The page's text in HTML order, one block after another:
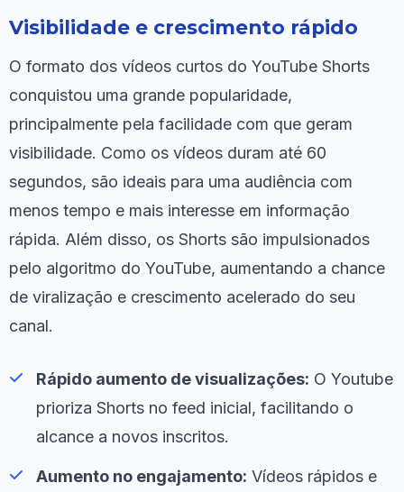
Visibilidade e crescimento rápido
O formato dos vídeos curtos do YouTube Shorts
conquistou uma grande popularidade,
principalmente pela facilidade com que geram
visibilidade. Como os vídeos duram até 60
segundos, são ideais para uma audiência com
menos tempo e mais interesse em informação
rápida. Além disso, os Shorts são impulsionados
pelo algoritmo do YouTube, aumentando a chance
de viralização e crescimento acelerado do seu
canal.
Rápido aumento de visualizações: O Youtube
prioriza Shorts no feed inicial, facilitando o
alcance a novos inscritos.
Aumento no engajamento: Vídeos rápidos e